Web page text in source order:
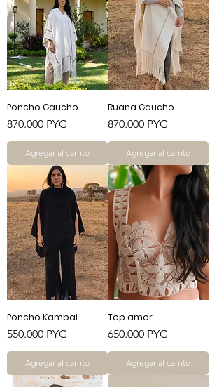
Poncho Gaucho
Precio
870.000 PYG
Agregar al carrito
Ruana Gaucho
Precio
870.000 PYG
Agregar al carrito
Poncho Kambai
Precio
550.000 PYG
Agregar al carrito
Top amor
Precio
650.000 PYG
Agregar al carrito